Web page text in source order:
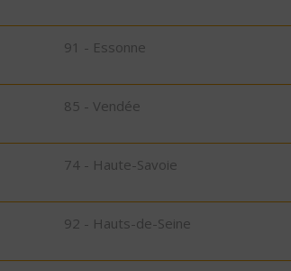
91 - Essonne
85 - Vendée
74 - Haute-Savoie
92 - Hauts-de-Seine